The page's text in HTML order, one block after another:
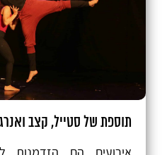
תוספת של סטייל, קצב